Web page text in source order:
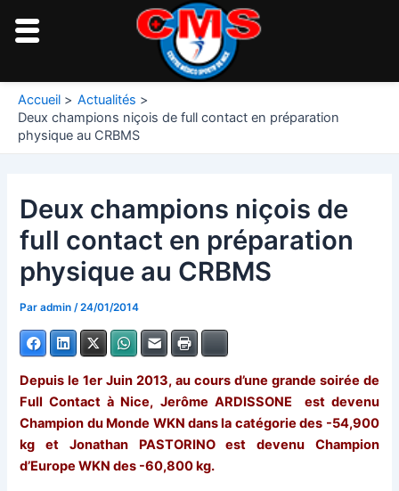
Accueil
Actualités
Deux champions niçois de full contact en préparation
physique au CRBMS
Deux champions niçois de
full contact en préparation
physique au CRBMS
Paradmin /24/01/2014
FacebookLinkedIn WhatsApp
E-mail
Depuis le 1er Juin 2013, au cours d’une grande soirée de
Full Contact à Nice, Jerôme ARDISSONE est devenu
Champion du Monde WKN dans la catégorie des -54,900
kg et Jonathan PASTORINO est devenu Champion
d’Europe WKN des -60,800 kg.
Navigation
des
articles